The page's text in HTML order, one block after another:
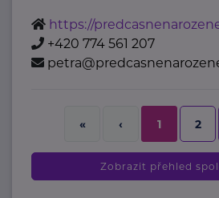
https://
+420 774 561 207
« ‹ 1 2
Zobrazit přehled